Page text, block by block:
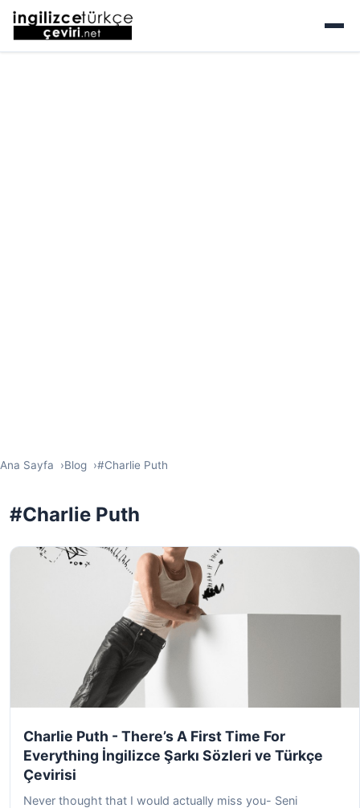
Ana Sayfa Blog #Charlie Puth
#Charlie Puth
Charlie Puth - There’s A First Time For
Everything İngilizce Şarkı Sözleri ve Türkçe
Çevirisi
Never thought that I would actually miss you- Seni